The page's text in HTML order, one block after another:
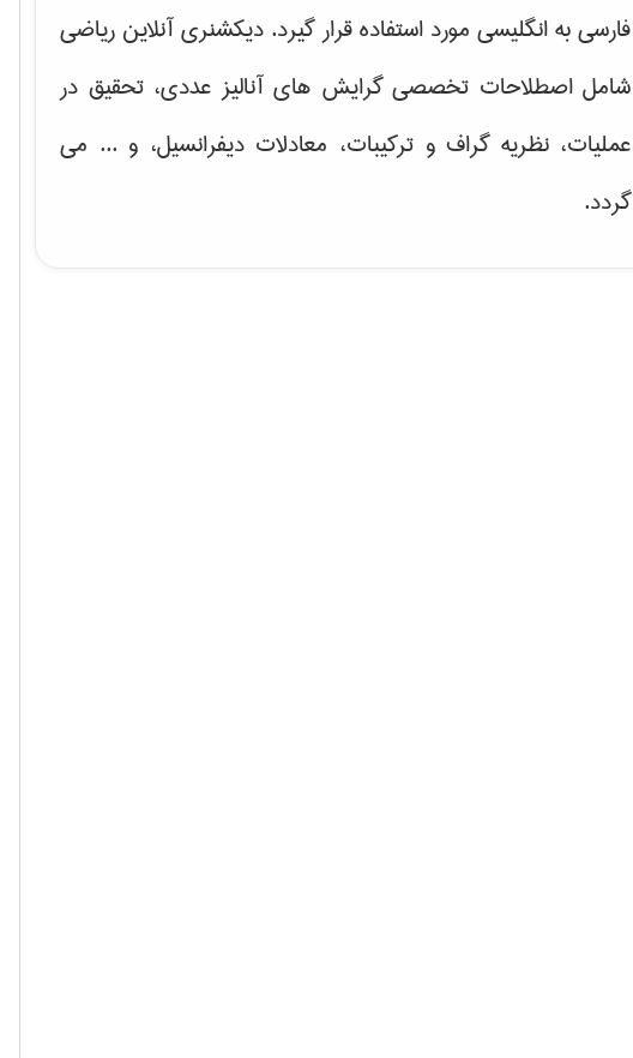
فارسی به انگلیسی مورد استفاده قرار گیرد. دیکشنری آنلاین ریاضی
شامل اصطلاحات تخصصی گرایش هایآنالیز عددی، تحقیق در
عملیات، نظریه گراف و تركیبات، معادلات دیفرانسیل، و ... می
گردد.